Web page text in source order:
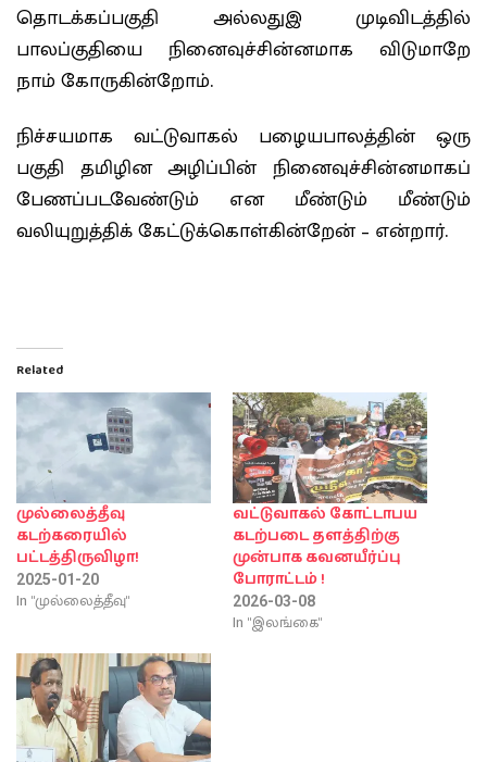
தொடக்கப்பகுதி அல்லதுஇ முடிவிடத்தில்
பாலப்குதியை நினைவுச்சின்னமாக விடுமாறே
நாம் கோருகின்றோம்.
நிச்சயமாக வட்டுவாகல் பழையபாலத்தின் ஒரு
பகுதி தமிழின அழிப்பின் நினைவுச்சின்னமாகப்
பேணப்படவேண்டும் என மீண்டும் மீண்டும்
வலியுறுத்திக் கேட்டுக்கொள்கின்றேன் – என்றார்.
Related
முல்லைத்தீவு
கடற்கரையில்
பட்டத்திருவிழா!
2025-01-20
In "முல்லைத்தீவு"
வட்டுவாகல் கோட்டாபய
கடற்படை தளத்திற்கு
முன்பாக கவனயீர்ப்பு
போராட்டம் !
2026-03-08
In "இலங்கை"